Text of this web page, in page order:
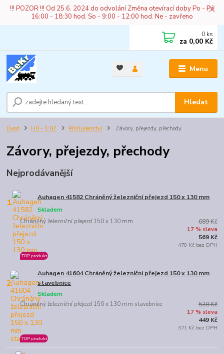
!!! POZOR !!! Od 25.6. 2024 do odvolání Změna otevírací doby Po - Pá
16:00 - 18:30 hod. So - 9:00 - 12:00 hod. Ne - zavřeno
Menu
Hledat
0 ks
za 0,00 Kč
Úvod H0 - 1:87 Příslušenství Závory, přejezdy, přechody
Závory, přejezdy, přechody
Nejprodávanější
1. Auhagen 41582 Chráněný železniční přejezd 150 x 130 mm
Chráněný železniční přejezd 150 x 130 mm
Skladem
TOP produkt
689 Kč
17 % sleva
569 Kč
470 Kč bez DPH
2.
Auhagen 41604 Chráněný železniční přejezd 150 x 130 mm
stavebnice
Chráněný železniční přejezd 150 x 130 mm stavebnice
Skladem
TOP produkt
538 Kč
17 % sleva
449 Kč
371 Kč bez DPH